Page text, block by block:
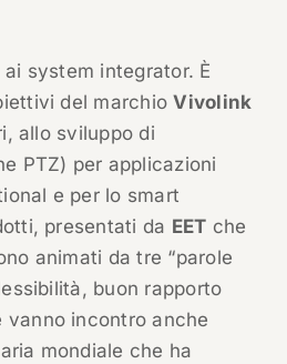
system integrator. È
del marchioVivolink
allo sviluppo di
PTZ) per applicazioni
e per lo smart
presentati da EET che
animati da tre “parole
buon rapporto
vanno incontro anche
mondiale che ha